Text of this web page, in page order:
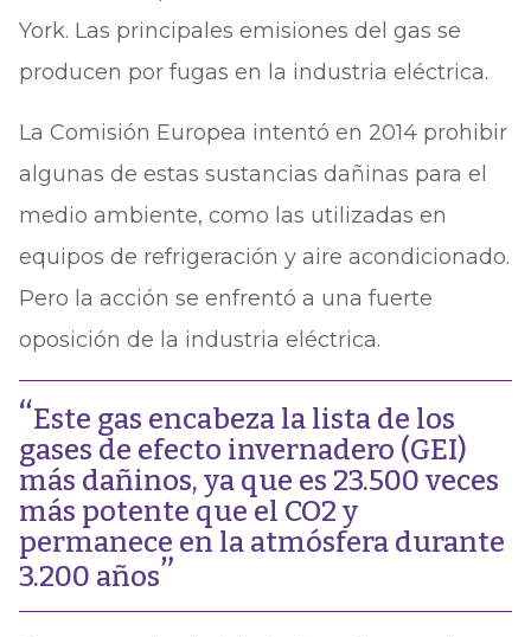
York. Las principales emisiones del gas se
producen por fugas en la industria eléctrica.
La Comisión Europea intentó en 2014 prohibir
algunas de estas sustancias dañinas para el
medio ambiente, como las utilizadas en
equipos de refrigeración y aire acondicionado.
Pero la acción se enfrentó a una fuerte
oposición de la industria eléctrica.
Este gas encabeza la lista de los
gases de efecto invernadero (GEI)
más dañinos, ya que es 23.500 veces
más potente que el CO2 y
permanece en la atmósfera durante
3.200 años